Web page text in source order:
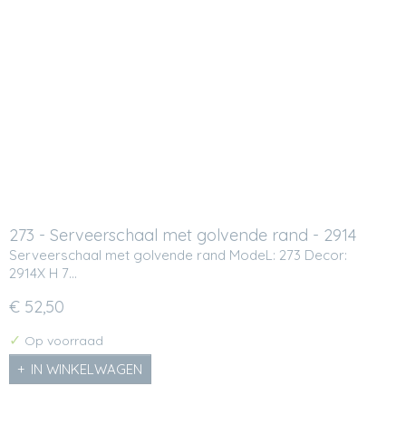
273 - Serveerschaal met golvende rand - 2914
Serveerschaal met golvende rand ModeL: 273 Decor:
2914X H 7…
€ 52,50
✓ Op voorraad
IN WINKELWAGEN